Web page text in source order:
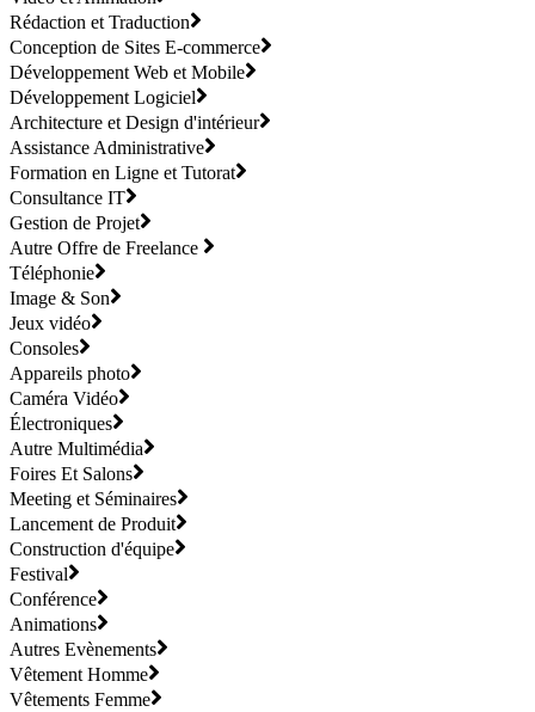
Rédaction et Traduction
Conception de Sites E-commerce
Développement Web et Mobile
Développement Logiciel
Architecture et Design d'intérieur
Assistance Administrative
Formation en Ligne et Tutorat
Consultance IT
Gestion de Projet
Autre Offre de Freelance
Téléphonie
Image & Son
Jeux vidéo
Consoles
Appareils photo
Caméra Vidéo
Électroniques
Autre Multimédia
Foires Et Salons
Meeting et Séminaires
Lancement de Produit
Construction d'équipe
Festival
Conférence
Animations
Autres Evènements
Vêtement Homme
Vêtements Femme